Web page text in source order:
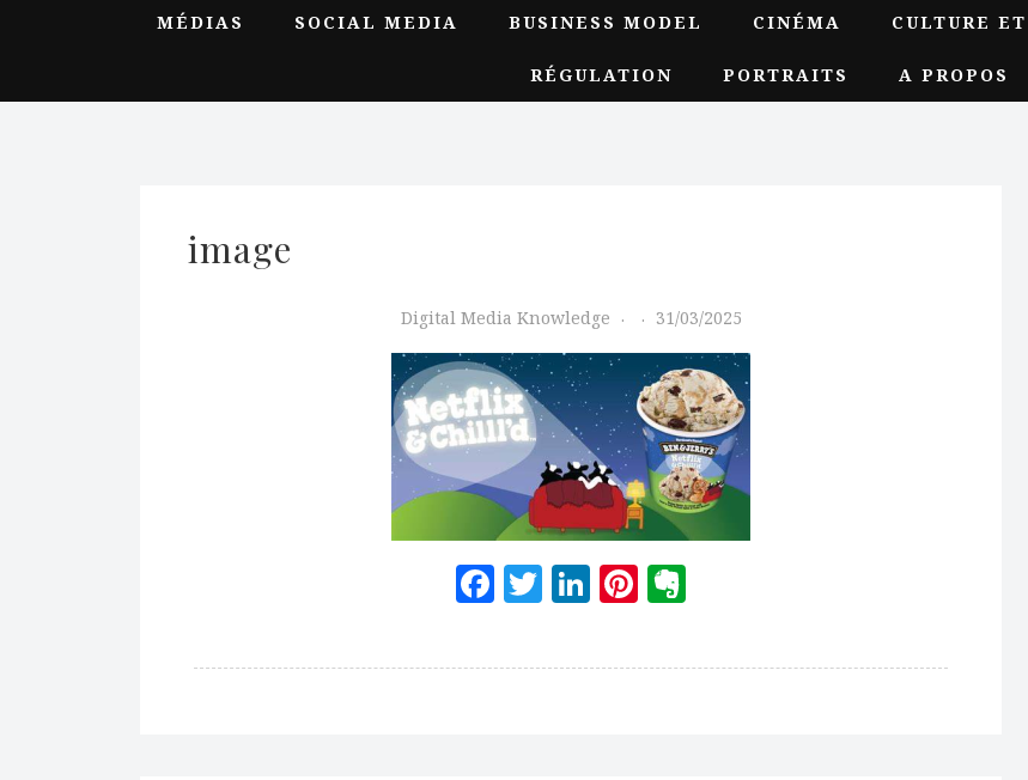
MÉDIAS SOCIAL MEDIA BUSINESS MODEL CINÉMA CULTURE
RÉGULATION PORTRAITS A PROPOS
image
Digital Media Knowledge 31/03/2025
Facebook
Twitter
LinkedIn
Pinterest